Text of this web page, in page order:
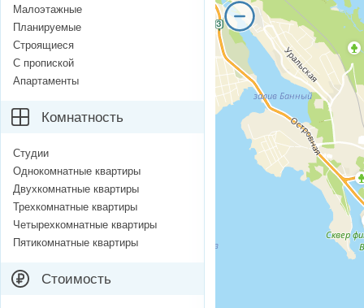
Малоэтажные
Планируемые
Строящиеся
С пропиской
Апартаменты
Комнатность
Студии
Однокомнатные квартиры
Двухкомнатные квартиры
Трехкомнатные квартиры
Четырехкомнатные квартиры
Пятикомнатные квартиры
Стоимость